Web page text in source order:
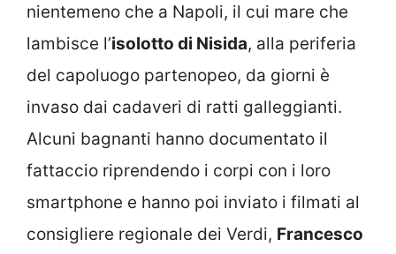
nientemeno che a Napoli, il cui mare che
lambisce l’isolotto di Nisida, alla periferia
del capoluogo partenopeo, da giorni è
invaso dai cadaveri di ratti galleggianti.
Alcuni bagnanti hanno documentato il
fattaccio riprendendo i corpi con i loro
smartphone e hanno poi inviato i filmati al
consigliere regionale dei Verdi, Francesco